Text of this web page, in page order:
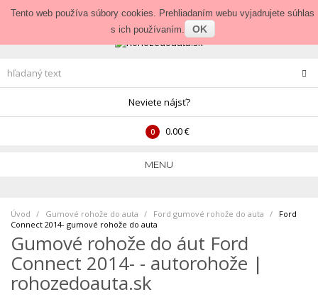
Prihlásenie • Veľkoobchod
Neviete nájsť?
0 0.00 €
MENU
Úvod Gumové rohože do auta Ford gumové rohože do auta
Ford
Connect 2014- gumové rohože do auta
Gumové rohože do áut Ford
Connect 2014- - autorohože |
rohozedoauta.sk
Tento web používa súbory cookies. Prehliadaním webu vyjadrujete súhlas
s ich používaním.
OK